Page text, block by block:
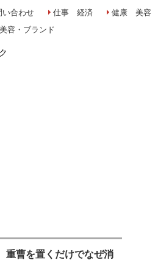
い合わせ 仕事 経済 健康 美容
容・ブランド
重曹を置くだけでなぜ消